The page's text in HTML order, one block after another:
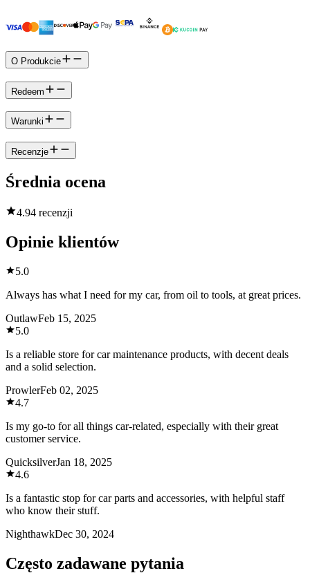
O Produkcie
Redeem
Warunki
Recenzje
Średnia ocena
4.94 recenzji
Opinie klientów
5.0
Always has what I need for my car, from oil to tools, at great prices.
OutlawFeb 15, 2025
5.0
Is a reliable store for car maintenance products, with decent deals
and a solid selection.
ProwlerFeb 02, 2025
4.7
Is my go-to for all things car-related, especially with their great
customer service.
QuicksilverJan 18, 2025
4.6
Is a fantastic stop for car parts and accessories, with helpful staff
who know their stuff.
NighthawkDec 30, 2024
Często zadawane pytania